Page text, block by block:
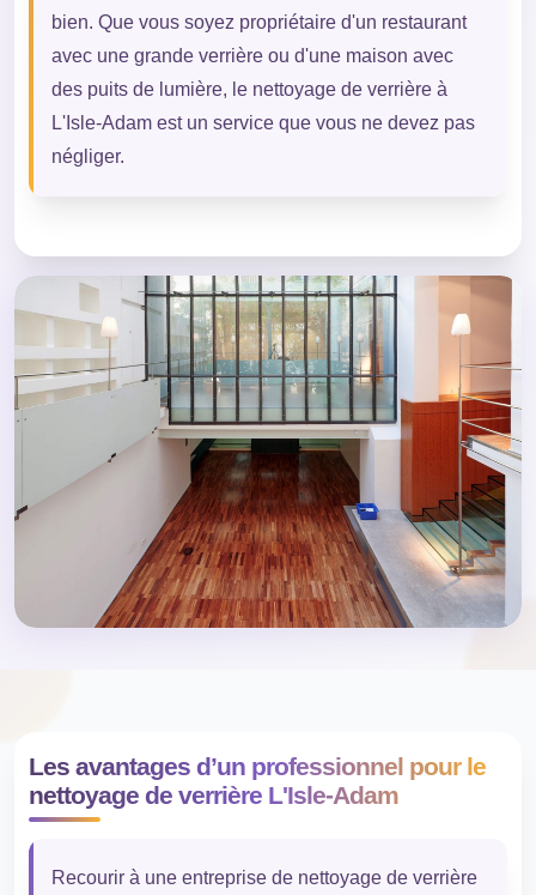
bien. Que vous soyez propriétaire d'un restaurant
avec une grande verrière ou d'une maison avec
des puits de lumière, le nettoyage de verrière à
L'Isle-Adam est un service que vous ne devez pas
négliger.
Les avantages d’un professionnel pour le
nettoyage de verrière L'Isle-Adam
Recourir à une entreprise de nettoyage de verrière